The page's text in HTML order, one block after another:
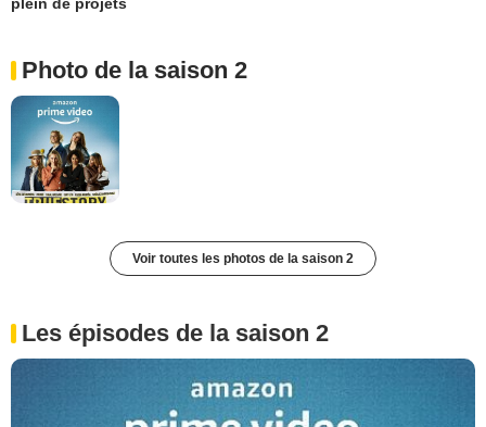
plein de projets
Photo de la saison 2
Voir toutes les photos de la saison 2
Les épisodes de la saison 2